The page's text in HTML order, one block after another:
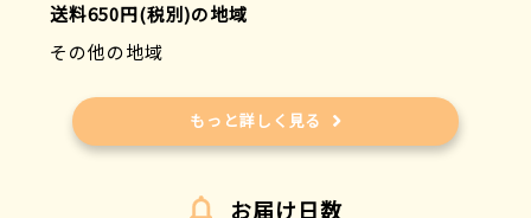
送料650円(税別)の地域
その他の地域
もっと詳しく見る
お届け日数